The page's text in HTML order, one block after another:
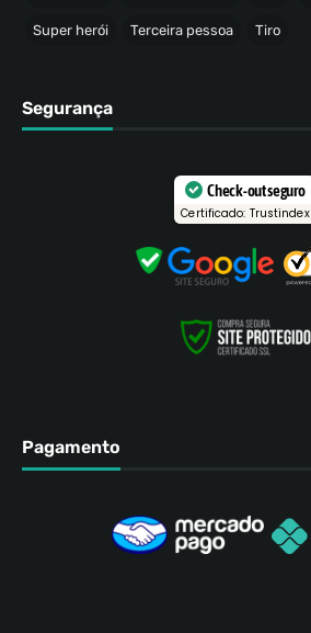
Super herói Terceira pessoa Tiro
Segurança
Check-out seguro
Certificado: Trustindex
Pagamento